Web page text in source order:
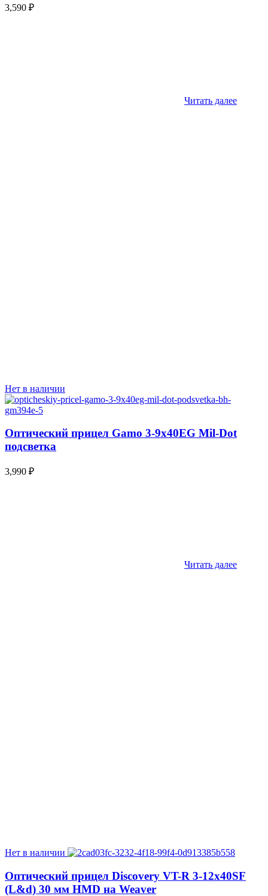
3,590 ₽
Читать далее
Нет в наличии
Оптический прицел Gamo 3-9x40EG Mil-Dot
подсветка
3,990 ₽
Читать далее
Нет в наличии
Оптический прицел Discovery VT-R 3-12x40SF
(L&d) 30 мм HMD на Weaver